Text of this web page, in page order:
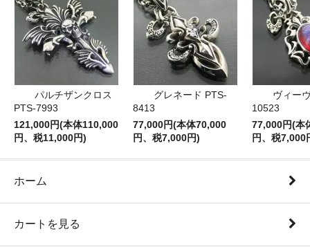
パルチザンクロス
PTS-7993
121,000円(本体110,000
円、税11,000円)
グレネード PTS-
8413
77,000円(本体70,000
円、税7,000円)
ヴィー
10523
77,000円(本
円、税7,000
ホーム
カートを見る